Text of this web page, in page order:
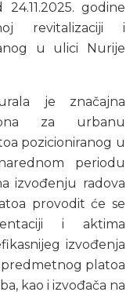
godine
revitalizaciji i
u ulici Nurije
je značajna
za urbanu
pozicioniranog u
periodu
izvođenju radova
provodit će se
i aktima
izvođenja
predmetnog platoa
kao i izvođača na